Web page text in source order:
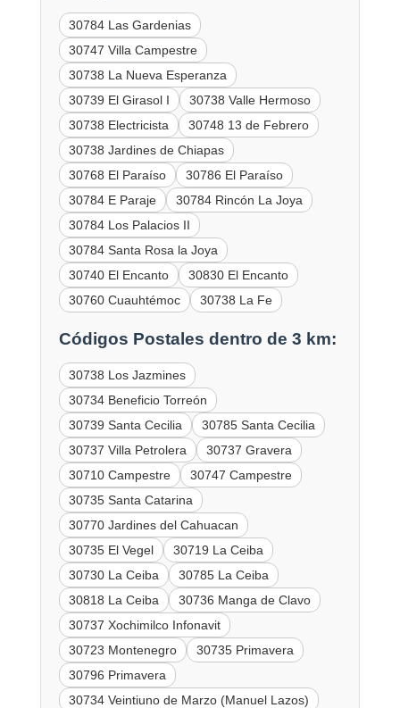
30784 Las Gardenias
30747 Villa Campestre
30738 La Nueva Esperanza
30739 El Girasol I
30738 Valle Hermoso
30738 Electricista
30748 13 de Febrero
30738 Jardines de Chiapas
30768 El Paraíso
30786 El Paraíso
30784 E Paraje
30784 Rincón La Joya
30784 Los Palacios II
30784 Santa Rosa la Joya
30740 El Encanto
30830 El Encanto
30760 Cuauhtémoc
30738 La Fe
Códigos Postales dentro de 3 km:
30738 Los Jazmines
30734 Beneficio Torreón
30739 Santa Cecilia
30785 Santa Cecilia
30737 Villa Petrolera
30737 Gravera
30710 Campestre
30747 Campestre
30735 Santa Catarina
30770 Jardines del Cahuacan
30735 El Vegel
30719 La Ceiba
30730 La Ceiba
30785 La Ceiba
30818 La Ceiba
30736 Manga de Clavo
30737 Xochimilco Infonavit
30723 Montenegro
30735 Primavera
30796 Primavera
30734 Veintiuno de Marzo (Manuel Lazos)